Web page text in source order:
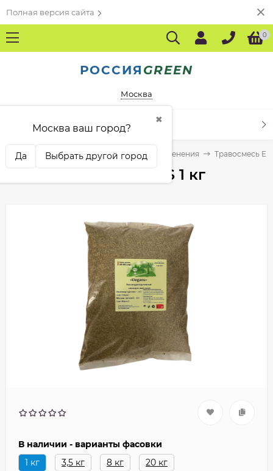
Полная версия сайта
0
РОССИЯ GREEN
Москва
✖
Москва ваш город?
Да Выбрать другой город
КАТАЛОГ ТОВАРОВ
ТРАВЫ" Для загородного озеленения Травосмесь
Травосмесь ELEGANS 1 кг
В наличии - варианты фасовки
1 кг
3,5 кг 8 кг 20 кг